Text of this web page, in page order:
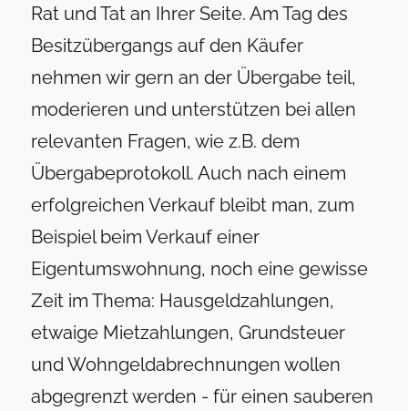
Rat und Tat an Ihrer Seite. Am Tag des
Besitzübergangs auf den Käufer
nehmen wir gern an der Übergabe teil,
moderieren und unterstützen bei allen
relevanten Fragen, wie z.B. dem
Übergabeprotokoll. Auch nach einem
erfolgreichen Verkauf bleibt man, zum
Beispiel beim Verkauf einer
Eigentumswohnung, noch eine gewisse
Zeit im Thema: Hausgeldzahlungen,
etwaige Mietzahlungen, Grundsteuer
und Wohngeldabrechnungen wollen
abgegrenzt werden - für einen sauberen